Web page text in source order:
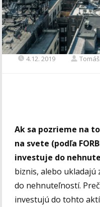
4.12. 2019
Ak sa pozrieme na
na svete (podľa
investuje do
biznis, alebo ukladajú
do nehnuteľností.
investujú do tohto